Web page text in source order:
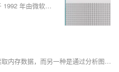
扫雷是一款益智类小游戏，最早于 1992 年由微软在 Windows 上发行，游戏适合于全年龄段，规则简单，即在最短的时间内找出所有非雷格子且在中间过程中不能踩到雷， 踩到雷则失败，需重新开始。 本文我们使用 Python 来实现扫雷游戏，主要用的 Python 库是 pygame。
自动扫雷一般分为两种，一种是读取内存数据，而另一种是通过分析图片获得数据，并通过模拟鼠标操作，这里用的是第二种方式。